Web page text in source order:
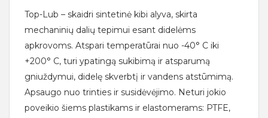
Top-Lub – skaidri sintetinė kibi alyva, skirta
mechaninių dalių tepimui esant didelėms
apkrovoms. Atspari temperatūrai nuo -40° C iki
+200° C, turi ypatingą sukibimą ir atsparumą
gniuždymui, didelę skverbtį ir vandens atstūmimą.
Apsaugo nuo trinties ir susidėvėjimo. Neturi jokio
poveikio šiems plastikams ir elastomerams: PTFE,